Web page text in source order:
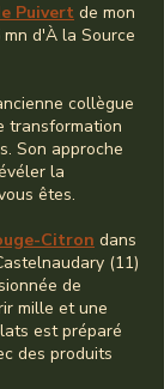
Puivert de mon
d'À la Source
collègue
transformation
Son approche
la
êtes.
Citron dans
(11)
de
mille et une
est préparé
des produits